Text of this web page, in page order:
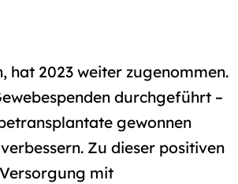
hat 2023 weiter zugenommen.
durchgeführt –
gewonnen
Zu dieser positiven
mit